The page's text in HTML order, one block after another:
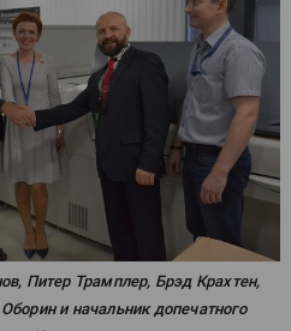
Питер Трамплер, Брэд Крахтен,
и начальник допечатного